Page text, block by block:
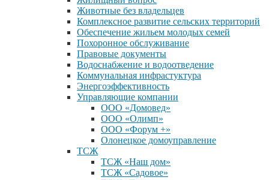
Животные без владельцев
Комплексное развитие сельских территорий
Обеспечение жильем молодых семей
Похоронное обслуживание
Правовые документы
Водоснабжение и водоотведение
Коммунальная инфрастуктура
Энергоэффективность
Управляющие компании
ООО «Домовед»
ООО «Олимп»
ООО «Форум +»
Олонецкое домоуправление
ТСЖ
ТСЖ «Наш дом»
ТСЖ «Садовое»